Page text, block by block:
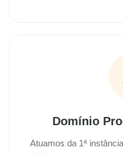
Domínio
Atuamos da 1ª